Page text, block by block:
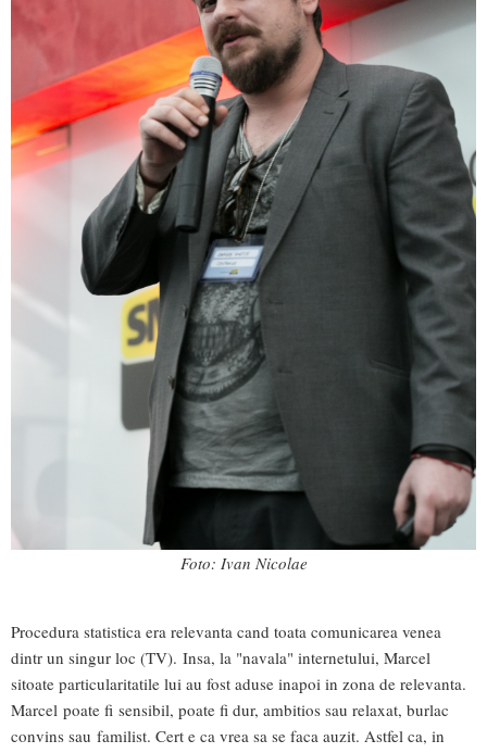
Foto: Ivan Nicolae
Procedura statistica era relevanta cand toata comunicarea venea
dintr un singur loc (TV). Insa, la "navala" internetului, Marcel
sitoate particularitatile lui au fost aduse inapoi in zona de relevanta.
Marcel poate fi sensibil, poate fi dur, ambitios sau relaxat, burlac
convins sau familist. Cert e ca vrea sa se faca auzit. Astfel ca, in